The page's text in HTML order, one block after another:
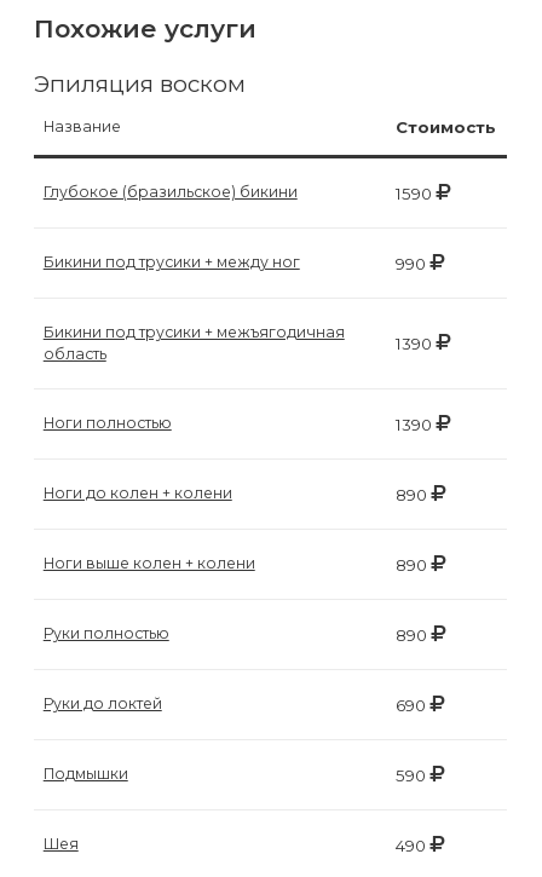
после
депиляции
воском
или
воска
депиляции
депиляция?
Похожие услуги
Эпиляция воском
Название Стоимость
Глубокое (бразильское) бикини 1590
Бикини под трусики + между ног 990
Бикини под трусики + межъягодичная
область
1390
Ноги полностью 1390
Ноги до колен + колени 890
Ноги выше колен + колени 890
Руки полностью 890
Руки до локтей 690
Подмышки 590
Шея 490